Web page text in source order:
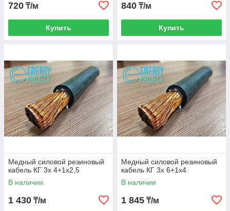
720 ₸/м
Купить
840 ₸/м
Купить
Медный силовой резиновый
кабель КГ 3х 4+1х2,5
В наличии
1 430 ₸/м
Медный силовой резиновый
кабель КГ 3х 6+1х4
В наличии
1 845 ₸/м